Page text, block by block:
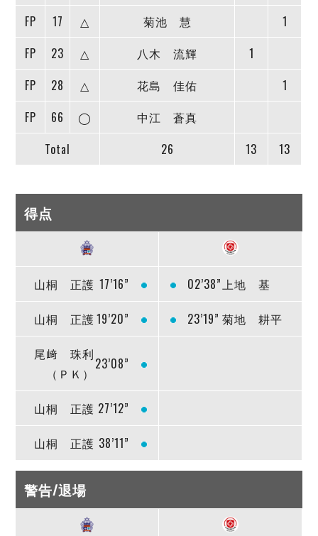
FP
17 △ 菊池 慧
1
FP
23 △ 八木 流輝
1
FP
28 △ 花島 佳佑
1
FP
66 ◯
中江 蒼真
Total
26 13 13
得点
山桐 正護 17’16” 02’38”上地 基
山桐 正護19’20” 23’19” 菊地 耕平
尾﨑 珠利
（ＰＫ）
23’08”
山桐 正護 27’12”
山桐 正護 38’11”
警告/退場